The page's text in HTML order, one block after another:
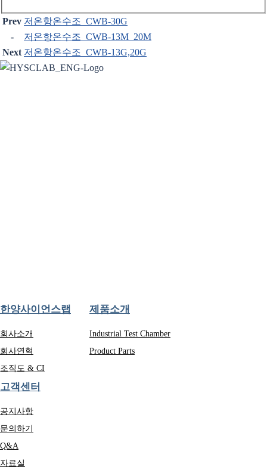
Prev 저온항온수조_CWB-30G
-
저온항온수조_CWB-13M_20M
Next 저온항온수조_CWB-13G,20G
한양사이언스랩
회사소개
회사연혁
조직도 & CI
제품소개
Industrial Test Chamber
Product Parts
고객센터
공지사항
문의하기
Q&A
자료실